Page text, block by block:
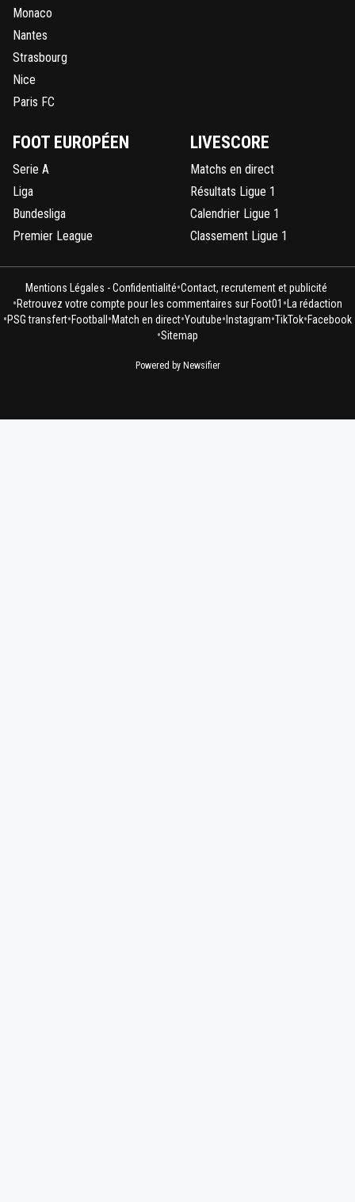
Monaco
Nantes
Strasbourg
Nice
Paris FC
FOOT EUROPÉEN
Serie A
Liga
Bundesliga
Premier League
LIVESCORE
Matchs en direct
Résultats Ligue 1
Calendrier Ligue 1
Classement Ligue 1
Mentions Légales - Confidentialité•Contact, recrutement et publicité
•Retrouvez votre compte pour les commentaires sur Foot01 • La rédaction
•PSG transfert•Football •Match en direct•Youtube• Instagram•TikTok•Facebook
•Sitemap
Powered by Newsifier